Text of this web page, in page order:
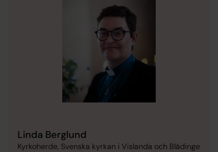
Linda Berglund
Kyrkoherde, Svenska kyrkan i Vislanda och Blädinge